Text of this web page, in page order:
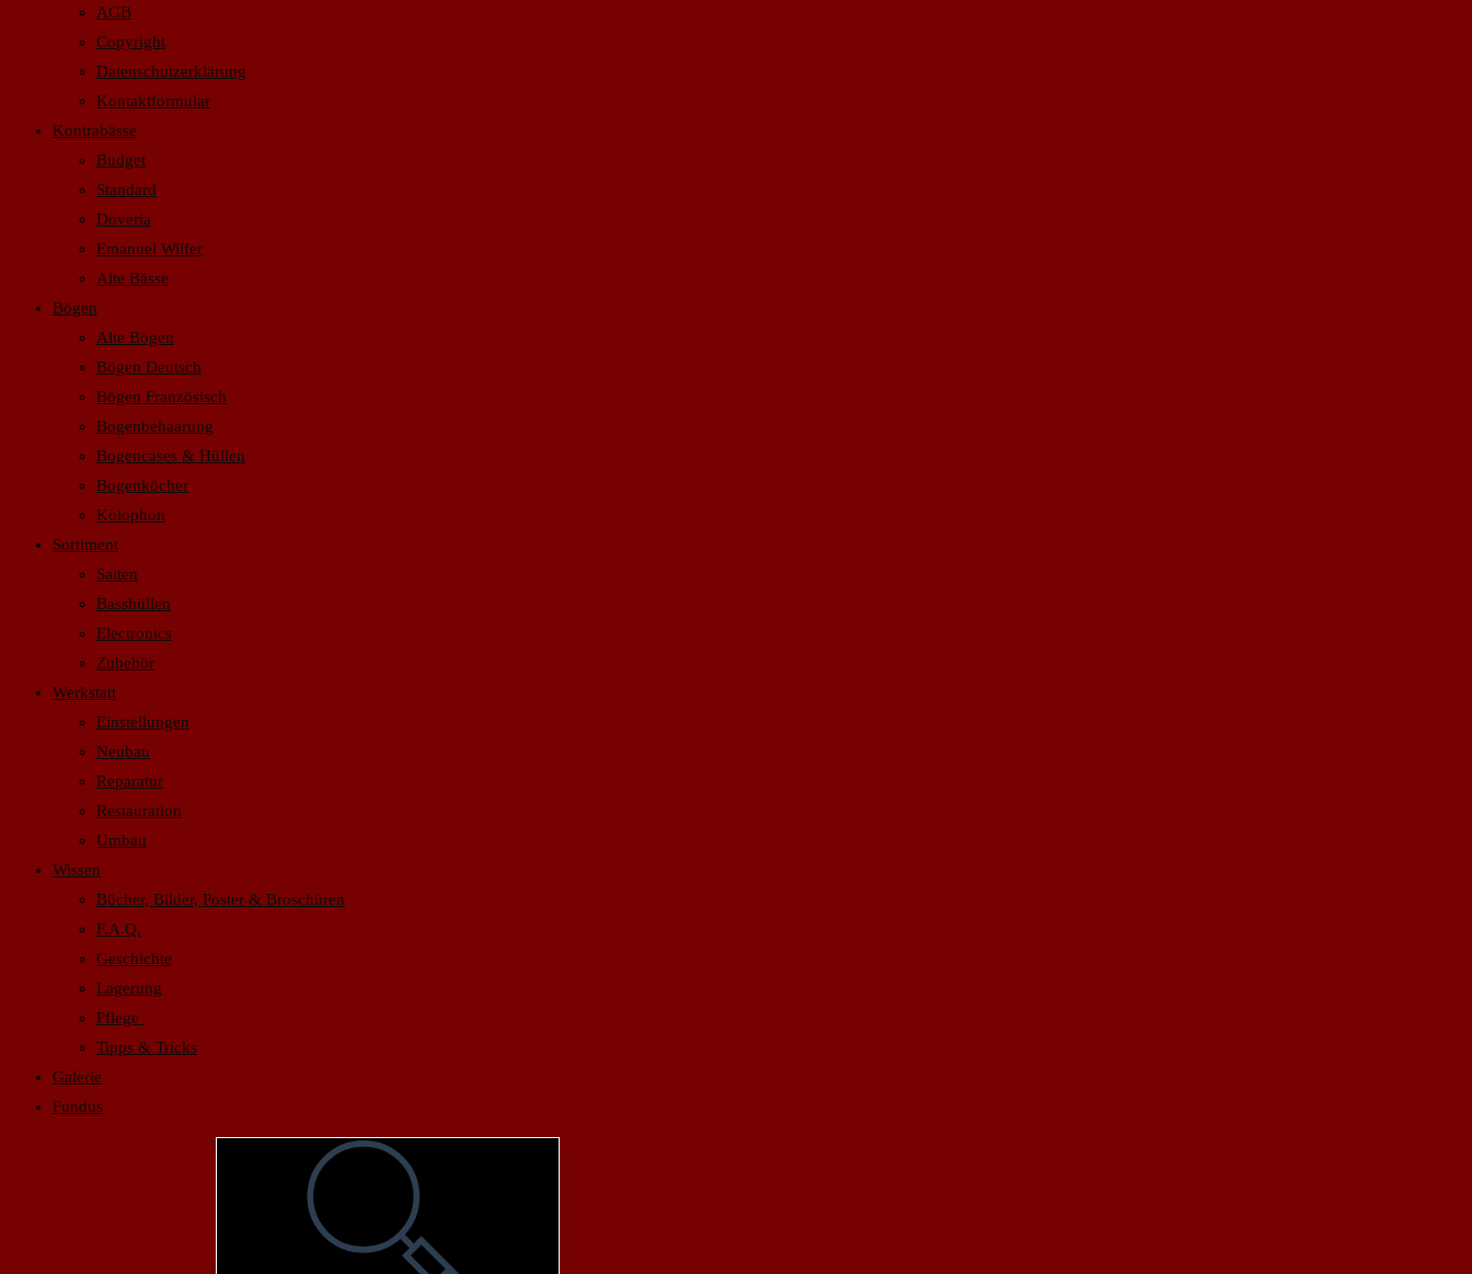
AGB
Copyright
Datenschutzerklärung
Kontaktformular
Kontrabässe
Budget
Standard
Doveria
Emanuel Wilfer
Alte Bässe
Bögen
Alte Bögen
Bögen Deutsch
Bögen Französisch
Bogenbehaarung
Bogencases & Hüllen
Bogenköcher
Kolophon
Sortiment
Saiten
Basshüllen
Electronics
Zubehör
Werkstatt
Einstellungen
Neubau
Reparatur
Restauration
Umbau
Wissen
Bücher, Bilder, Poster & Broschüren
F.A.Q.
Geschichte
Lagerung
Pflege
Tipps & Tricks
Galerie
Fundus